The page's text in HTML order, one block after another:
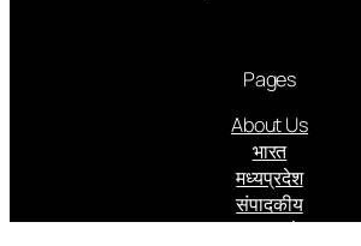
Pages
About Us
भारत
मध्यप्रदेश
संपादकीय
आमुख आलेख